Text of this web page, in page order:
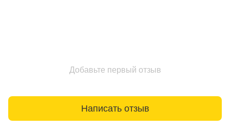
Добавьте первый отзыв
Написать отзыв